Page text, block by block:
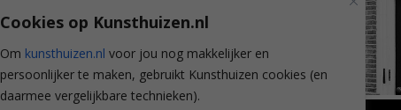
Cookies op Kunsthuizen.nl
Om kunsthuizen.nl voor jou nog makkelijker en
persoonlijker te maken, gebruikt Kunsthuizen cookies (en
daarmee vergelijkbare technieken).